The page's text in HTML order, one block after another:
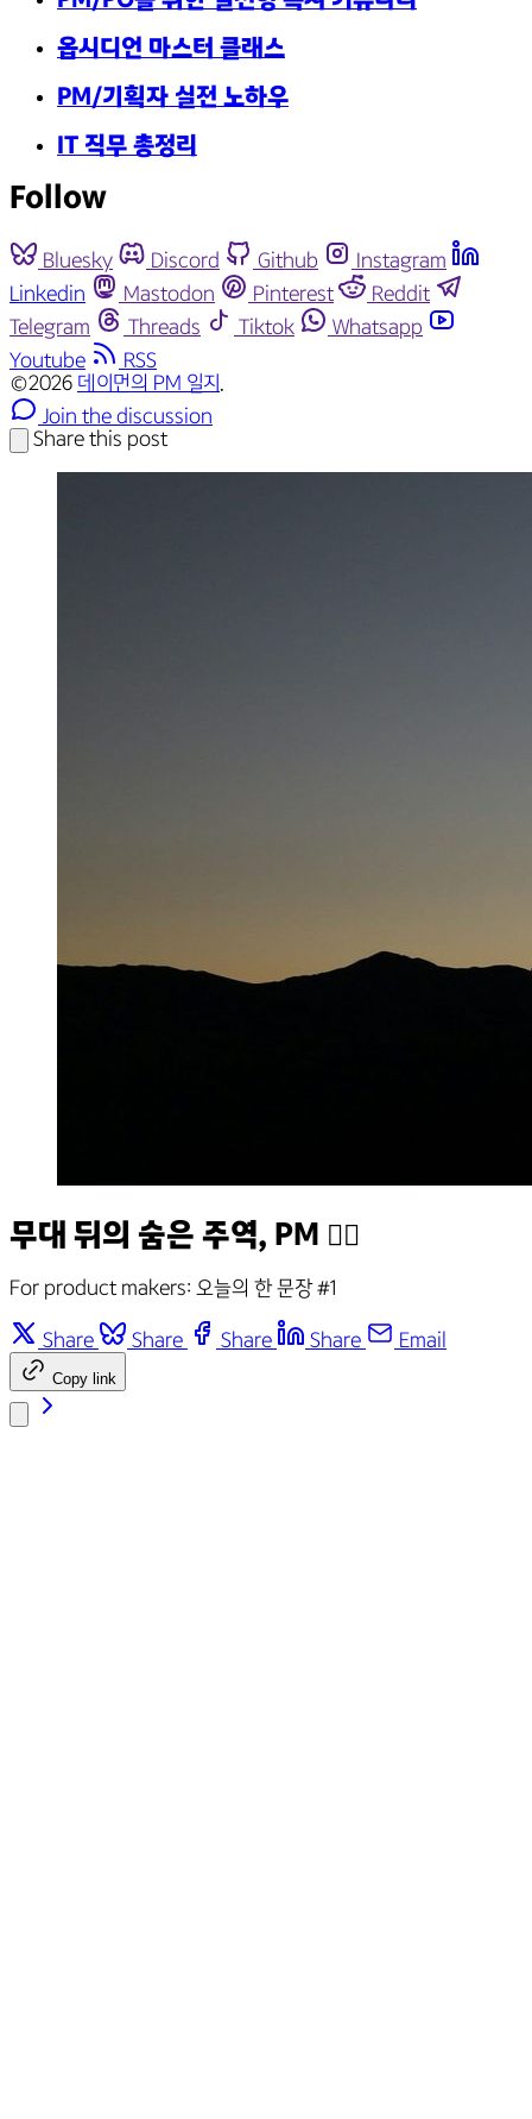
옵시디언 마스터 클래스
PM/기획자 실전 노하우
IT 직무 총정리
Follow
Bluesky Discord Github
Instagram
Linkedin
Mastodon Pinterest
Reddit
Telegram
Threads Tiktok
Whatsapp
Youtube
RSS
©2026 데이먼의 PM 일지 .
Join the discussion
Share this post
무대 뒤의 숨은 주역, PM 🕵️‍♂️
For product makers: 오늘의 한 문장 #1
Share Share Share Share Email
Copy link